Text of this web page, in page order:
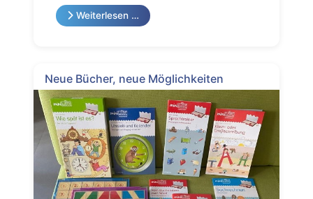
Weiterlesen …
Neue Bücher, neue Möglichkeiten